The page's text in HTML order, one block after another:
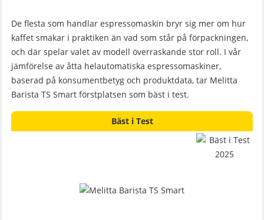
De flesta som handlar espressomaskin bryr sig mer om hur
kaffet smakar i praktiken än vad som står på förpackningen,
och där spelar valet av modell överraskande stor roll. I vår
jämförelse av åtta helautomatiska espressomaskiner,
baserad på konsumentbetyg och produktdata, tar Melitta
Barista TS Smart förstplatsen som bäst i test.
Bäst i Test